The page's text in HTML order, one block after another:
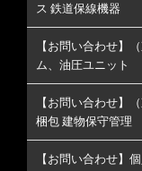
ス 鉄道保線機器
【お問い合わせ】
ム、油圧ユニット
【お問い合わせ】
梱包 建物保守管理
【お問い合わせ】